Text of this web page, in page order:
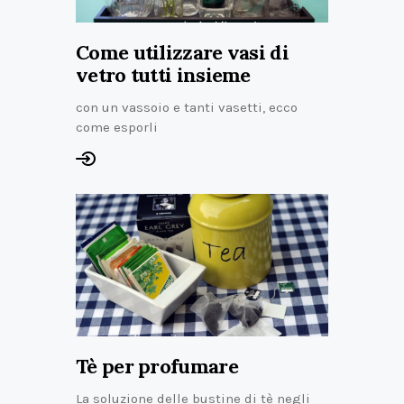
Come utilizzare vasi di
vetro tutti insieme
con un vassoio e tanti vasetti, ecco
come esporli
Tè per profumare
La soluzione delle bustine di tè negli